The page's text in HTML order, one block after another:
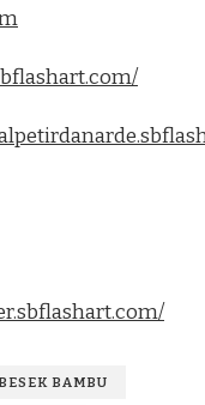
BAMBU